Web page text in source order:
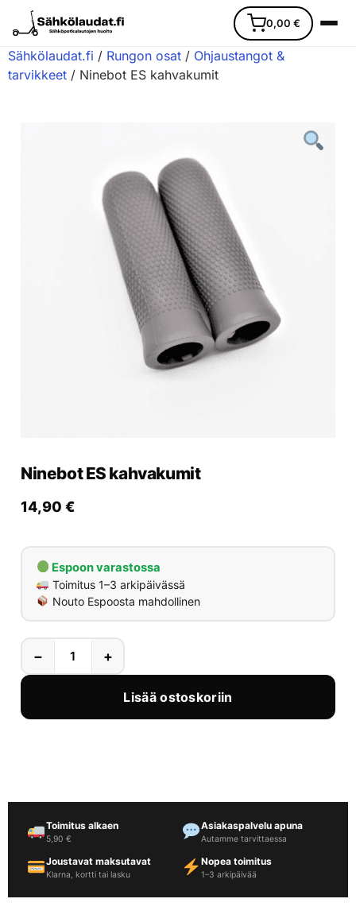
0,00 €
Varaa huolto
Sähkölaudat.fi / Rungon osat / Ohjaustangot &
tarvikkeet / Ninebot ES kahvakumit
Ninebot ES kahvakumit
14,90 €
Espoon varastossa
Toimitus 1–3 arkipäivässä
Nouto Espoosta mahdollinen
− +
Lisää ostoskoriin
Toimitus alkaen
5,90 €
Asiakaspalvelu apuna
Autamme tarvittaessa
Joustavat maksutavat
Klarna, kortti tai lasku
Nopea toimitus
1–3 arkipäivää